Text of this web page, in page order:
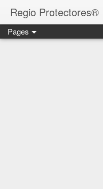
Regio Protectores®
Pages